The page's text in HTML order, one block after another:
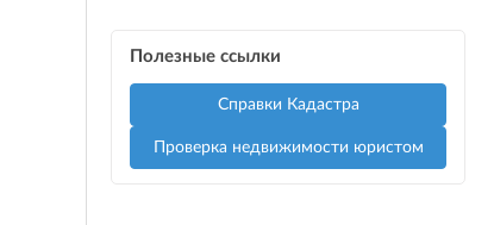
Полезные ссылки
Справки Кадастра
Проверка недвижимости юристом